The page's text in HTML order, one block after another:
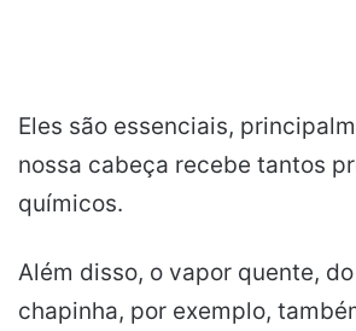
Eles são essenciais,
nossa cabeça recebe tantos
químicos.
Além disso, o vapor quente,
chapinha, por exemplo,